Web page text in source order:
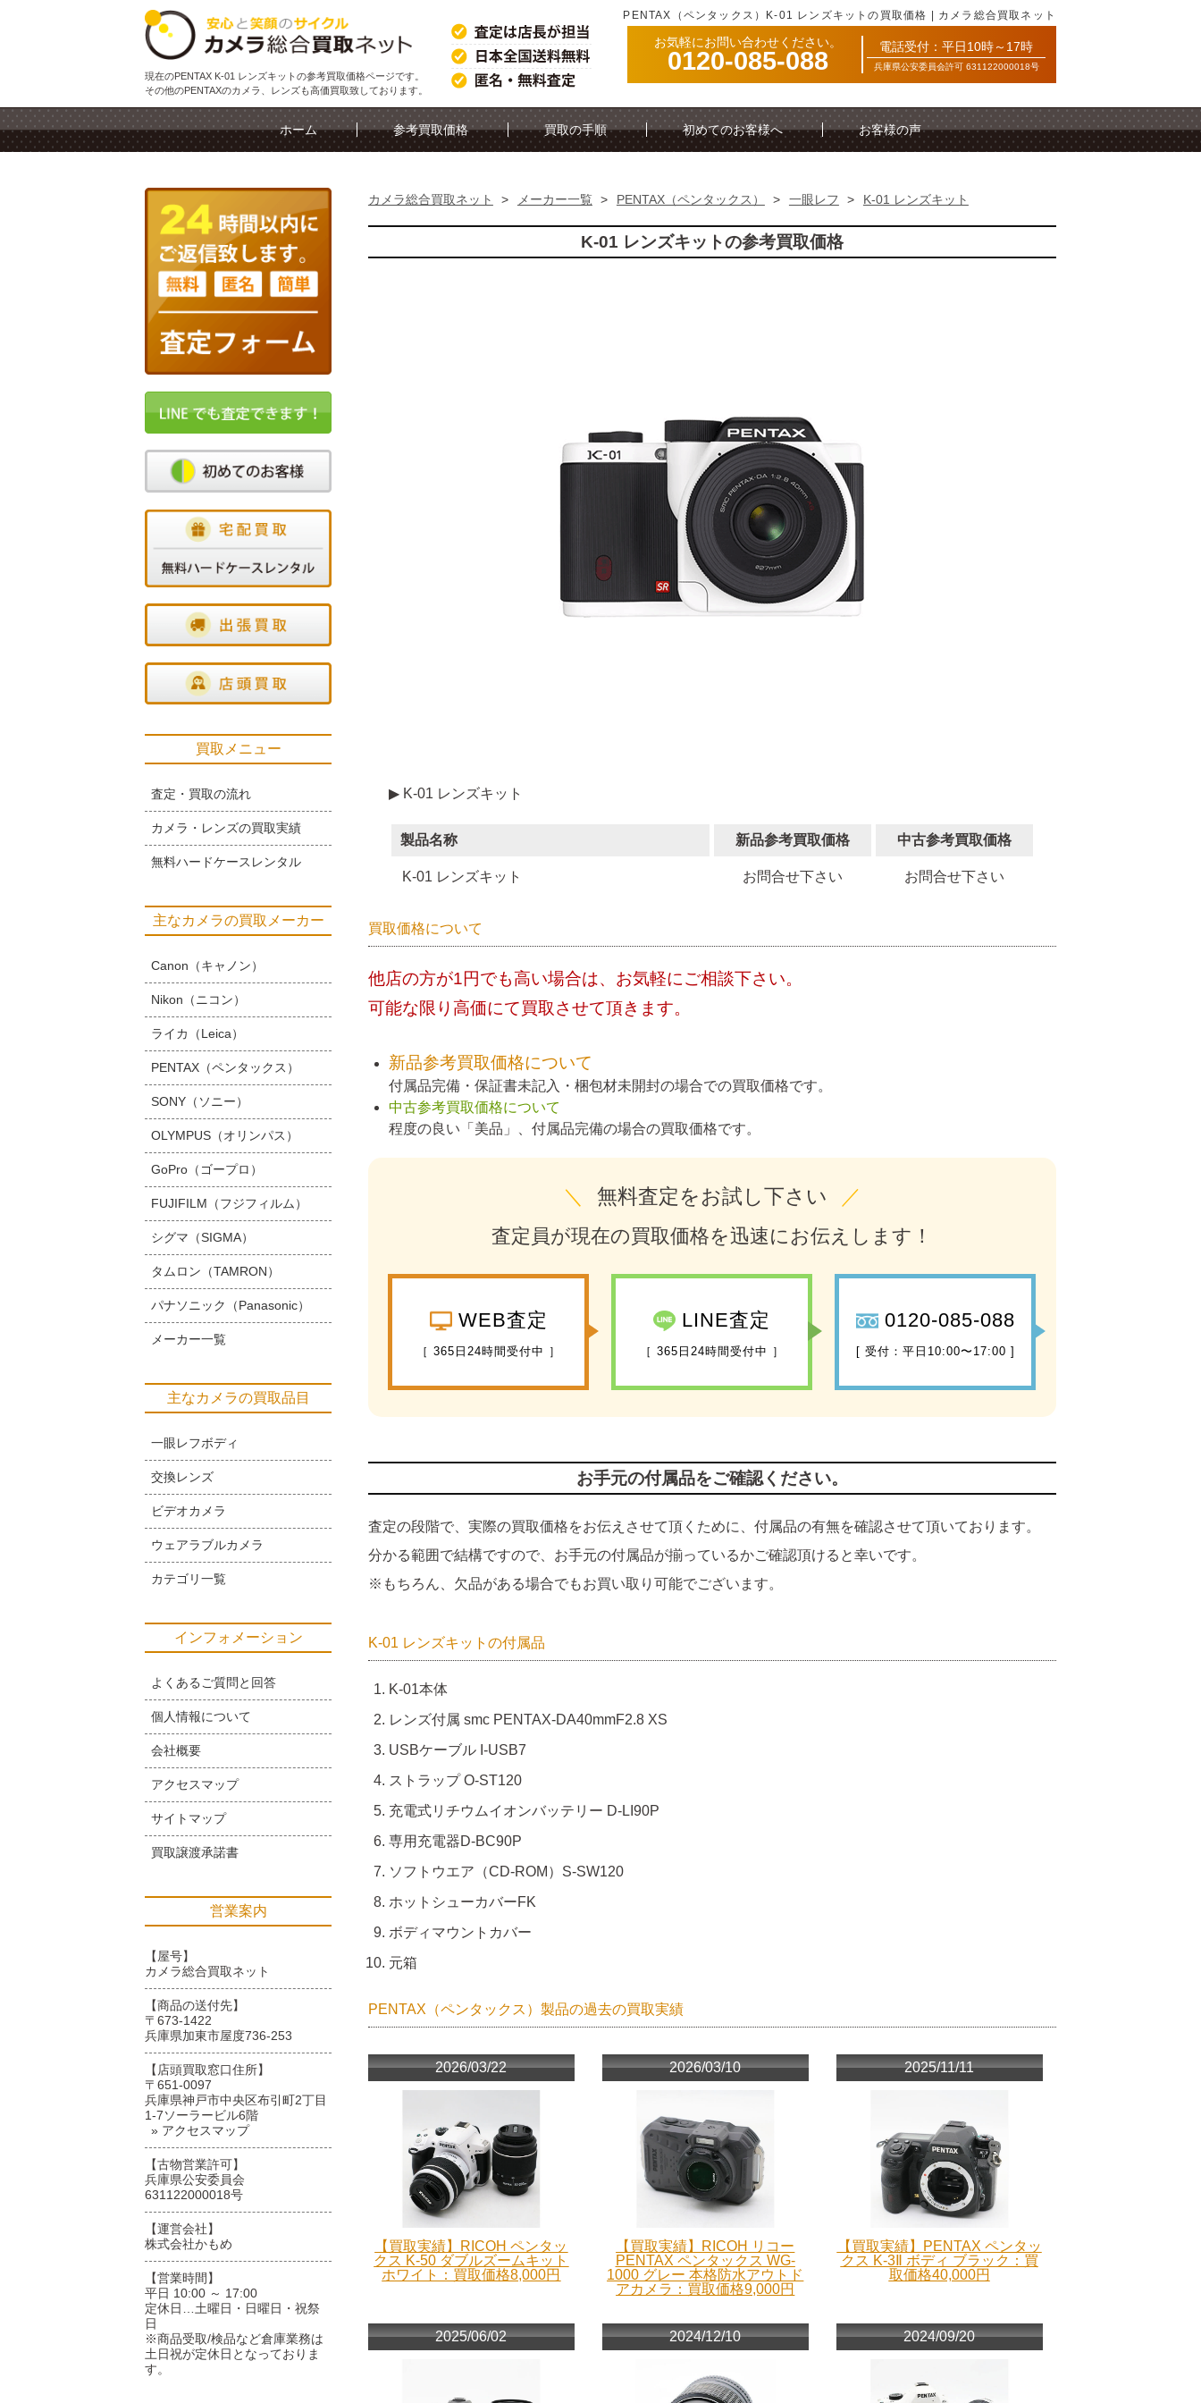
PENTAX（ペンタックス）K-01 レンズキットの買取価格 | カメラ総合買取ネット
現在のPENTAX K-01 レンズキットの参考買取価格ページです。
その他のPENTAXのカメラ、レンズも高価買取致しております。
お気軽にお問い合わせください。
0120-085-088 電話受付：平日10時～17時
兵庫県公安委員会許可 631122000018号
ホーム 参考買取価格 買取の手順 初めてのお客様へ お客様の声
カメラ総合買取ネット > メーカー一覧 > PENTAX（ペンタックス） > 一眼レフ > K-01 レンズキット
K-01 レンズキットの参考買取価格
▶ K-01 レンズキット
製品名称 新品参考買取価格 中古参考買取価格
K-01 レンズキット お問合せ下さい お問合せ下さい
買取価格について
他店の方が1円でも高い場合は、お気軽にご相談下さい。
可能な限り高価にて買取させて頂きます。
新品参考買取価格について
付属品完備・保証書未記入・梱包材未開封の場合での買取価格です。
中古参考買取価格について
程度の良い「美品」、付属品完備の場合の買取価格です。
＼ 無料査定をお試し下さい ／
査定員が現在の買取価格を迅速にお伝えします！
WEB査定
［ 365日24時間受付中 ］
LINE査定
［ 365日24時間受付中 ］
0120-085-088
[ 受付：平日10:00〜17:00 ]
お手元の付属品をご確認ください。
査定の段階で、実際の買取価格をお伝えさせて頂くために、付属品の有無を確認させて頂いております。
分かる範囲で結構ですので、お手元の付属品が揃っているかご確認頂けると幸いです。
※もちろん、欠品がある場合でもお買い取り可能でございます。
K-01 レンズキットの付属品
K-01本体
レンズ付属 smc PENTAX-DA40mmF2.8 XS
USBケーブル I-USB7
ストラップ O-ST120
充電式リチウムイオンバッテリー D-LI90P
専用充電器D-BC90P
ソフトウエア（CD-ROM）S-SW120
ホットシューカバーFK
ボディマウントカバー
元箱
PENTAX（ペンタックス）製品の過去の買取実績
2026/03/22
【買取実績】RICOH ペンタッ
クス K-50 ダブルズームキット
ホワイト：買取価格8,000円
2026/03/10
【買取実績】RICOH リコー
PENTAX ペンタックス WG-
1000 グレー 本格防水アウトド
アカメラ：買取価格9,000円
2025/11/11
【買取実績】PENTAX ペンタッ
クス K-3Ⅱ ボディ ブラック：買
取価格40,000円
2025/06/02 2024/12/10 2024/09/20
買取メニュー
査定・買取の流れ
カメラ・レンズの買取実績
無料ハードケースレンタル
主なカメラの買取メーカー
Canon（キャノン）
Nikon（ニコン）
ライカ（Leica）
PENTAX（ペンタックス）
SONY（ソニー）
OLYMPUS（オリンパス）
GoPro（ゴープロ）
FUJIFILM（フジフィルム）
シグマ（SIGMA）
タムロン（TAMRON）
パナソニック（Panasonic）
メーカー一覧
主なカメラの買取品目
一眼レフボディ
交換レンズ
ビデオカメラ
ウェアラブルカメラ
カテゴリ一覧
インフォメーション
よくあるご質問と回答
個人情報について
会社概要
アクセスマップ
サイトマップ
買取譲渡承諾書
営業案内
【屋号】
カメラ総合買取ネット
【商品の送付先】
〒673-1422
兵庫県加東市屋度736-253
【店頭買取窓口住所】
〒651-0097
兵庫県神戸市中央区布引町2丁目
1-7ソーラービル6階
» アクセスマップ
【古物営業許可】
兵庫県公安委員会
631122000018号
【運営会社】
株式会社かもめ
【営業時間】
平日 10:00 ～ 17:00
定休日…土曜日・日曜日・祝祭
日
※商品受取/検品など倉庫業務は
土日祝が定休日となっておりま
す。